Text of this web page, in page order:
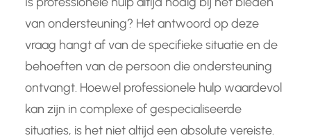
van ondersteuning? Het antwoord op deze
vraag hangt af van de specifieke situatie en de
behoeften van de persoon die ondersteuning
ontvangt. Hoewel professionele hulp waardevol
kan zijn in complexe of gespecialiseerde
situaties, is het niet altijd een absolute vereiste.